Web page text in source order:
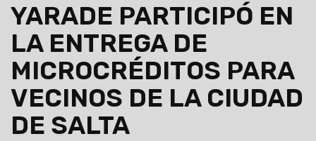
YARADE PARTICIPÓ EN
LA ENTREGA DE
MICROCRÉDITOS PARA
VECINOS DE LA CIUDAD
DE SALTA